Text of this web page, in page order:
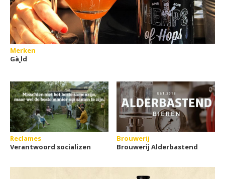
Merken
Gà¸ld
Reclames
Verantwoord socializen
Brouwerij
Brouwerij Alderbastend